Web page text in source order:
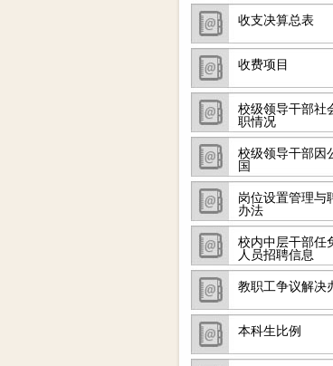
收支决算总表
收费项目
校级领导干部社
职情况
校级领导干部因
国
岗位设置管理与
办法
校内中层干部任
人员招聘信息
教职工争议解决
本科生比例